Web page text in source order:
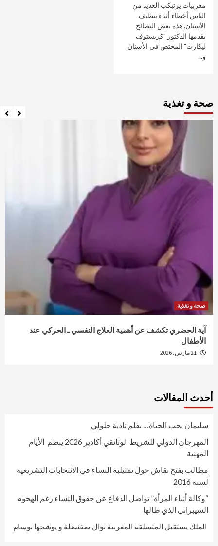
مغربيات يرتبكب العديد من
الناس أخطاء أثناء تنظيف
الأسنان. هذه بعض النصائح
يقدمها الدكتور "كريستوف
ليكارت" المختص في الأسنان
و...
صحة و تغذية
صحة و تغذية
آية الحضري تكشف عن أهمية العلاج النفسي ـ الحركي عند
الأطفال
أحدث المقالات
سليمان يحب الحياة… بقلم نادية جلولي
المهرجان الدولي للشريط الوثائقي أكادير 2026 ينظم الأيام
المهنية
مطالب بفتح نقاش حول تمثيلية النساء في الانتخابات التشريعية
لسنة 2016
“وكالة أنباء المرأة” تواصل الدفاع عن حقوق النساء رغم الهجوم
السيبراني الذي طالها
الملك يستقبل المتسلقة المغربية نوال صفنضلة و يوشحها بوسام